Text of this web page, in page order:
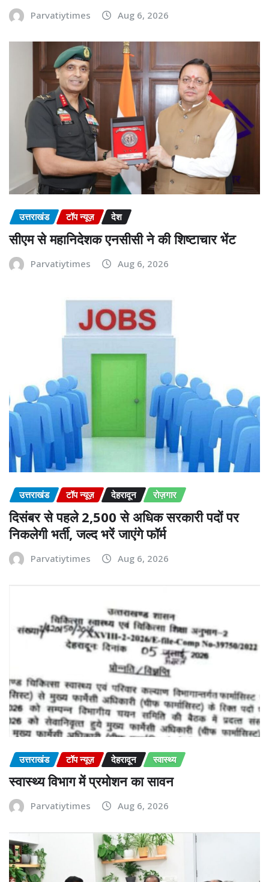
Parvatiytimes Aug 6, 2026
उत्तराखंड टॉप न्यूज़ देश
सीएम से महानिदेशक एनसीसी ने की शिष्टाचार भेंट
Parvatiytimes Aug 6, 2026
उत्तराखंड टॉप न्यूज़ देहरादून रोज़गार
दिसंबर से पहले 2,500 से अधिक सरकारी पदों पर
निकलेगी भर्ती, जल्द भरें जाएंगे फॉर्म
Parvatiytimes Aug 6, 2026
उत्तराखंड टॉप न्यूज़ देहरादून स्वास्थ्य
स्वास्थ्य विभाग में प्रमोशन का सावन
Parvatiytimes Aug 6, 2026